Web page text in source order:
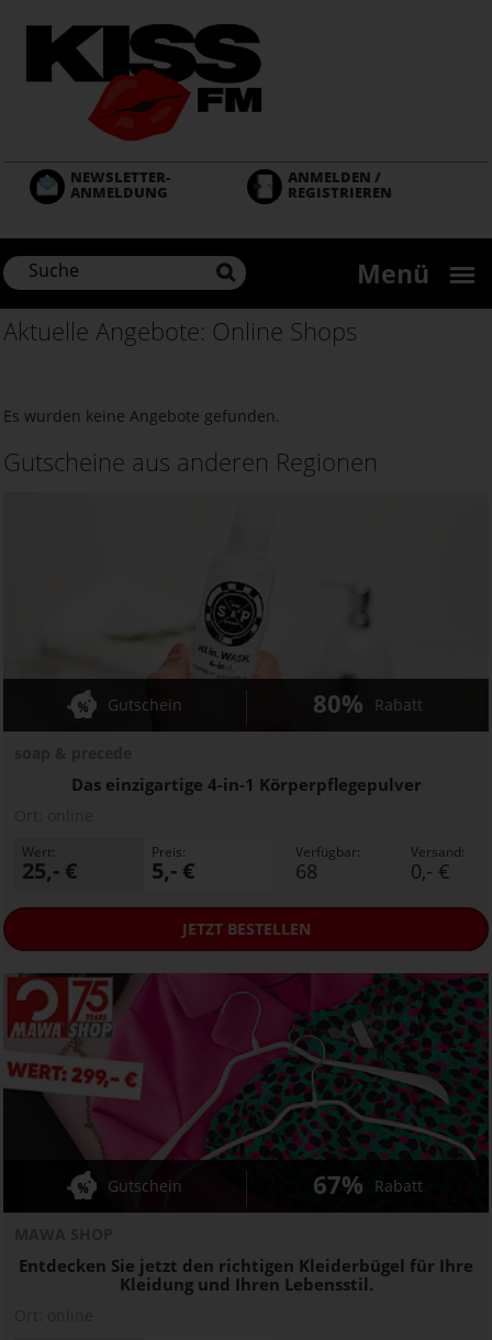
zum
NEWSLETTER-
ANMELDUNG
ANMELDEN /
REGISTRIEREN
Menü
Aktuelle Angebote: Online Shops
Es wurden keine Angebote gefunden.
Gutscheine aus anderen Regionen
Das einzigartige 4-in-1 Körperpflegepulver
Gutschein 80% Rabatt
Wert:
25,- €
Preis:
5,- €
Verfügbar:
68
Versand:
0,- €
JETZTBESTELLEN
Entdecken Sie jetzt den richtigen Kleiderbügel für Ihre
Kleidung und Ihren Lebensstil.
Gutschein 67% Rabatt